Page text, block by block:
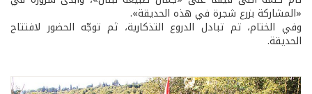
«المشاركة بزرع شجرة في هذه الحديقة».
وفي الختام، تم تبادل الدروع التذكارية، ثم توجّه الحضور لافتتاح
الحديقة.